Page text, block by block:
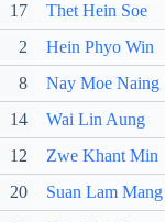
17 Thet Hein Soe
2 Hein Phyo Win
8 Nay Moe Naing
14 Wai Lin Aung
12 Zwe Khant Min
20 Suan Lam Mang